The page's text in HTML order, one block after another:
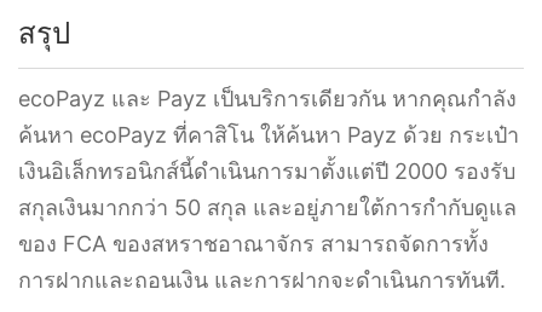
ทำการฝากเงินหากคุณวางแผนที่จะขอรับโปรโม
ชั่น.
สรุป
ecoPayz และ Payz เป็นบริการเดียวกัน หากคุณกำลัง
ค้นหา ecoPayz ที่คาสิโน ให้ค้นหา Payz ด้วย กระเป๋า
เงินอิเล็กทรอนิกส์นี้ดำเนินการมาตั้งแต่ปี 2000 รองรับ
สกุลเงินมากกว่า 50 สกุล และอยู่ภายใต้การกำกับดูแล
ของ FCA ของสหราชอาณาจักร สามารถจัดการทั้ง
การฝากและถอนเงิน และการฝากจะดำเนินการทันที.